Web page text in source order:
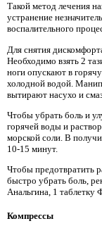
Такой метод лечения
устранение
воспалительного
Для снятия
Необходимо взять 2
ноги опускают в
холодной водой.
вытирают насухо и
Чтобы убрать боль и
горячей воды и
морской соли. В
10-15 минут.
Чтобы предотвратить
быстро убрать боль,
Анальгина, 1 таблетку
Компрессы